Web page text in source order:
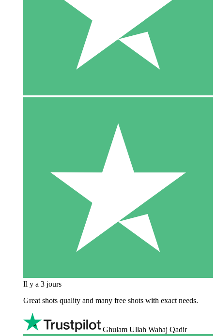
Il y a 3 jours
Great shots quality and many free shots with exact needs.
Ghulam Ullah Wahaj Qadir